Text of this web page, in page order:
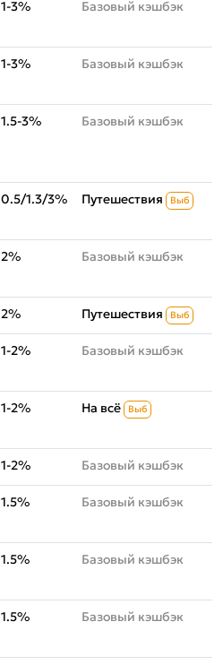
1-3% Базовый кэшбэк
1-3% Базовый кэшбэк
1.5-3% Базовый кэшбэк
0.5/1.3/3% Путешествия Выб
2% Базовый кэшбэк
2% Путешествия Выб
1-2% Базовый кэшбэк
1-2% На всё Выб
1-2% Базовый кэшбэк
1.5% Базовый кэшбэк
1.5% Базовый кэшбэк
1.5% Базовый кэшбэк